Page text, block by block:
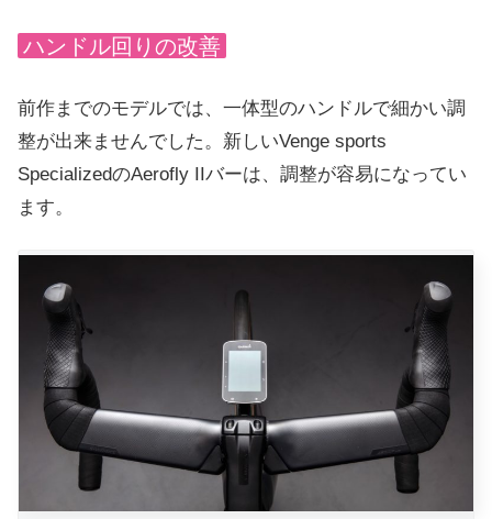
ハンドル回りの改善
前作までのモデルでは、一体型のハンドルで細かい調
整が出来ませんでした。新しいVenge sports
SpecializedのAerofly IIバーは、調整が容易になってい
ます。